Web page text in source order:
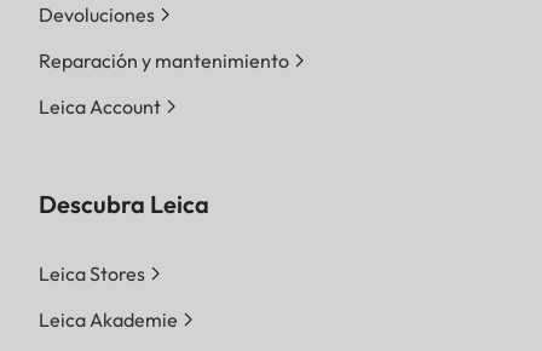
Devoluciones
Reparación y mantenimiento
Leica Account
Descubra Leica
Leica Stores
Leica Akademie